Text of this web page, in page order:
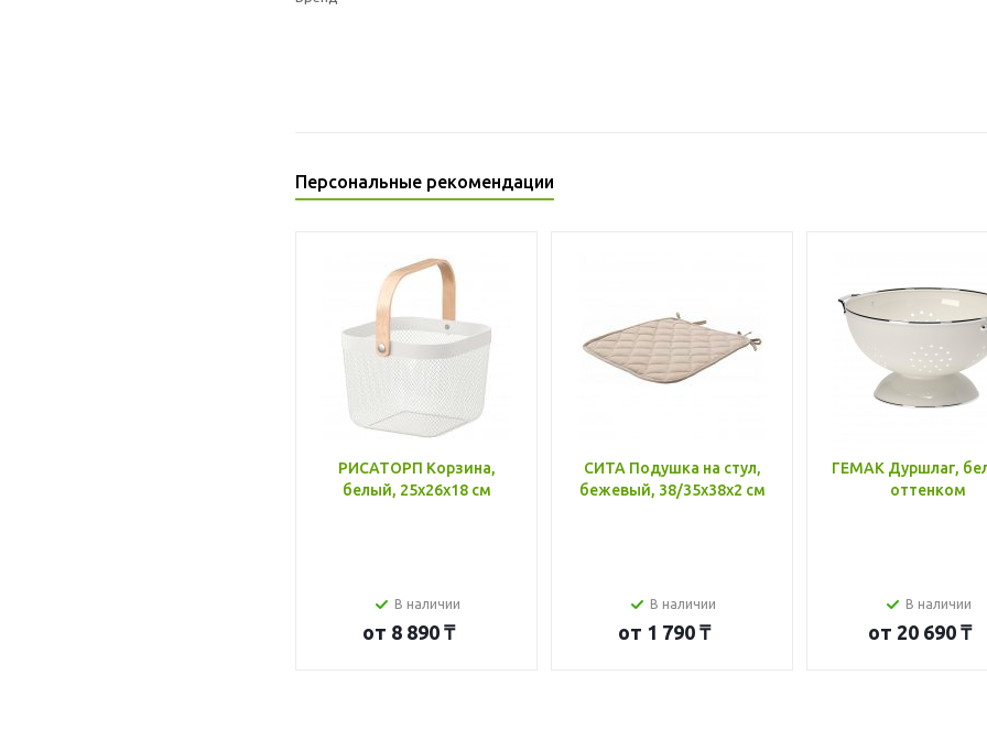
Персональные рекомендации
РИСАТОРП Корзина,
белый, 25x26x18 см
В наличии
от 8 890 ₸
СИТА Подушка на стул,
бежевый, 38/35x38x2 см
В наличии
от 1 790 ₸
ГЕМАК Дуршлаг,
оттенком
В наличии
от 20 690 ₸